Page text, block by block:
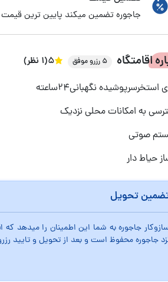
جاجوره تضمین میکند پایین ترین قیمت
اقامتگاه 5 رزرو موفق 5(1 نظر)
استخرسرپوشیده نگهبانی۲۴ساعته
به امکانات محلی نزدیک
صوتی
حیاط دار
تحویل
جاجوره به شما این اطمینان را میدهد
جاجوره محفوظ است و بعد از تحویل و تایید